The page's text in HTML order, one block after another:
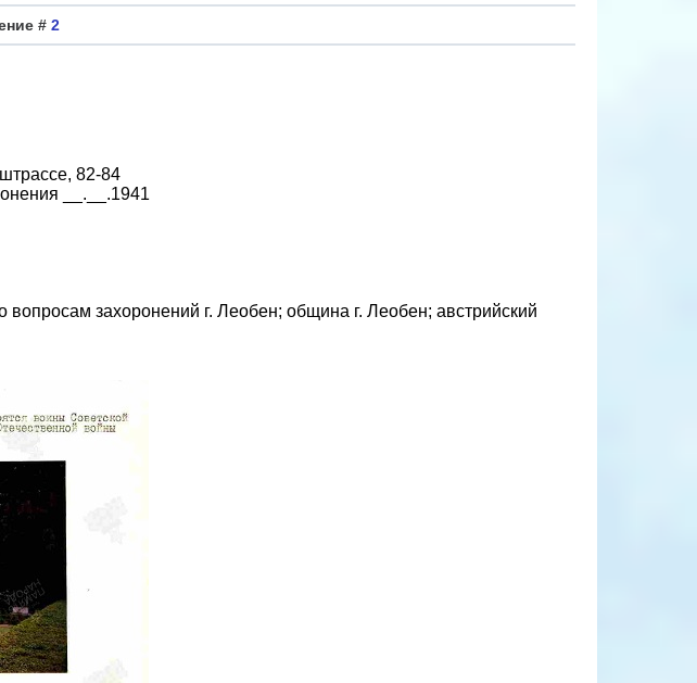
# 2
82-84
__.__.1941
вопросам захоронений г. Леобен; община г. Леобен; австрийский